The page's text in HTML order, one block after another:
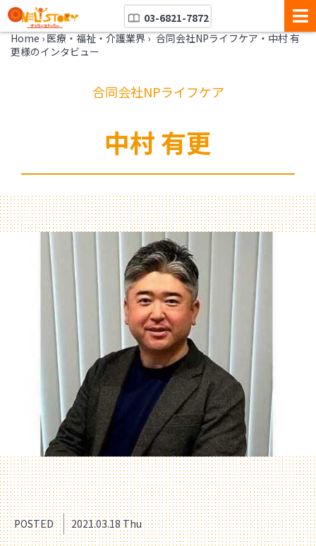
03-6821-7872
Home › 医療・福祉・介護業界 › 合同会社NPライフケア・中村 有
更様のインタビュー
合同会社NPライフケア
中村 有更
POSTED 2021.03.18 Thu